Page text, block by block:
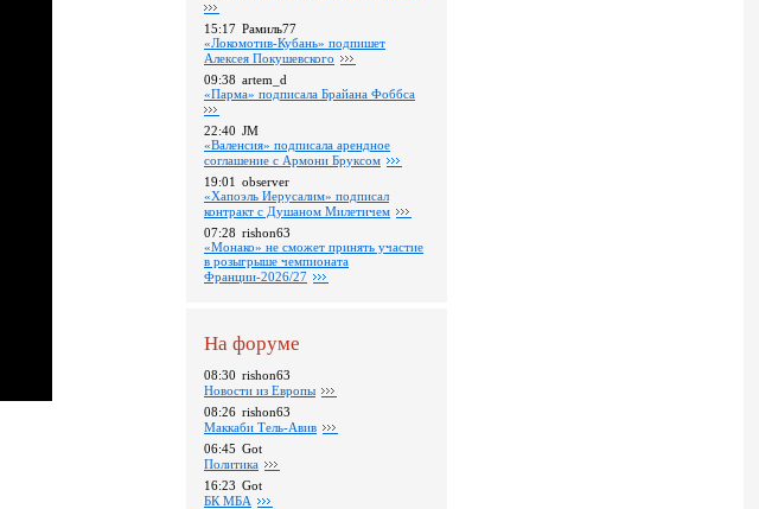
15:17 Рамиль77
«Локомотив-Кубань» подпишет
Алексея Покушевского
09:38 artem_d
«Парма» подписала Брайана Фоббса
22:40 JM
«Валенсия» подписала арендное
соглашение с Армони Бруксом
19:01 observer
«Хапоэль Иерусалим» подписал
контракт с Душаном Милетичем
07:28 rishon63
«Монако» не сможет принять участие
в розыгрыше чемпионата
Франции-2026/27
На форуме
08:30 rishon63
Новости из Европы
08:26 rishon63
Маккаби Тель-Авив
06:45 Got
Политика
16:23 Got
БК МБА